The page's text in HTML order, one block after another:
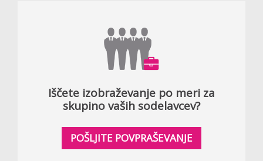
Iščete izobraževanje po meri za
skupino vaših sodelavcev?
POŠLJITE POVPRAŠEVANJE